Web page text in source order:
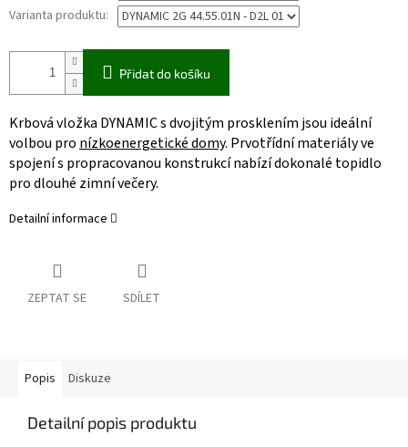
Varianta produktu:
Přidat do košíku
Krbová vložka DYNAMIC s dvojitým prosklením jsou ideální
volbou pro nízkoenergetické domy. Prvotřídní materiály ve
spojení s propracovanou konstrukcí nabízí dokonalé topidlo
pro dlouhé zimní večery.
Detailní informace
ZEPTAT SE SDÍLET
Popis Diskuze
Detailní popis produktu